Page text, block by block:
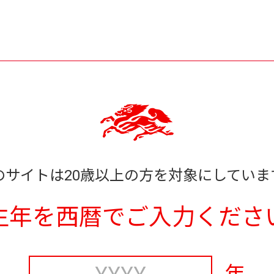
サイトは20歳以上の方を対象にしていま
年を西暦でご入力くださ